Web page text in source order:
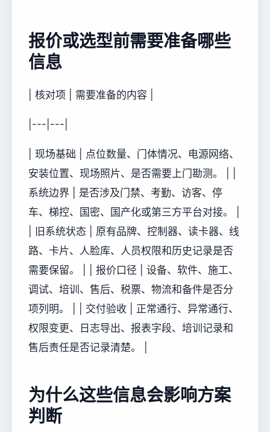
报价或选型前需要准备哪些
信息
| 核对项 | 需要准备的内容 |
|---|---|
| 现场基础 | 点位数量、门体情况、电源网络、
安装位置、现场照片、是否需要上门勘测。 | |
系统边界 | 是否涉及门禁、考勤、访客、停
车、梯控、国密、国产化或第三方平台对接。 |
| 旧系统状态 | 原有品牌、控制器、读卡器、线
路、卡片、人脸库、人员权限和历史记录是否
需要保留。 | | 报价口径 | 设备、软件、施工、
调试、培训、售后、税票、物流和备件是否分
项列明。 | | 交付验收 | 正常通行、异常通行、
权限变更、日志导出、报表字段、培训记录和
售后责任是否记录清楚。 |
为什么这些信息会影响方案
判断